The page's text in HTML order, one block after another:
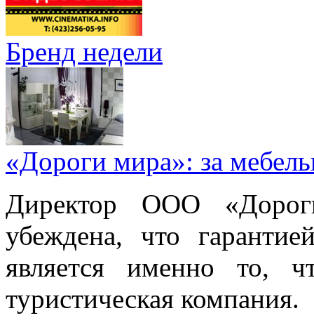
Бренд недели
«Дороги мира»: за
Директор ООО
убеждена, что
является именно то,
туристическая компания.